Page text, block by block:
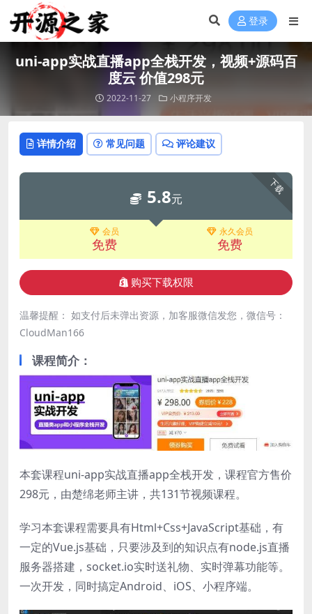
登录
uni-app实战直播app全栈开发，视频+源码百
度云 价值298元
2022-11-27 小程序开发
详情介绍 常见问题 评论建议
下载
5.8元
会员
免费
永久会员
免费
购买下载权限
温馨提醒： 如支付后未弹出资源，加客服微信发您，微信号：
CloudMan166
课程简介：
本套课程uni-app实战直播app全栈开发，课程官方售价
298元，由楚绵老师主讲，共131节视频课程。
学习本套课程需要具有Html+Css+JavaScript基础，有
一定的Vue.js基础，只要涉及到的知识点有node.js直播
服务器搭建，socket.io实时送礼物、实时弹幕功能等。
一次开发，同时搞定Android、iOS、小程序端。